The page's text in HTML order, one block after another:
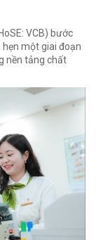
VCB) bước
một giai đoạn
nền tảng chất